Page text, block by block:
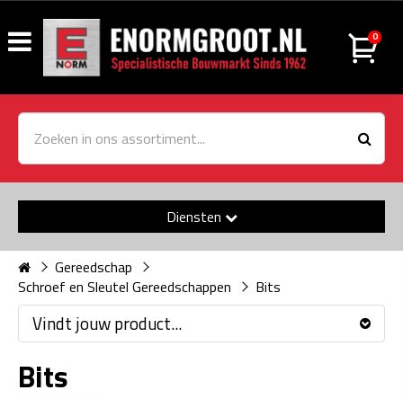
0
Diensten
Gereedschap
Schroef en Sleutel Gereedschappen
Bits
Vindt jouw product...
Bits